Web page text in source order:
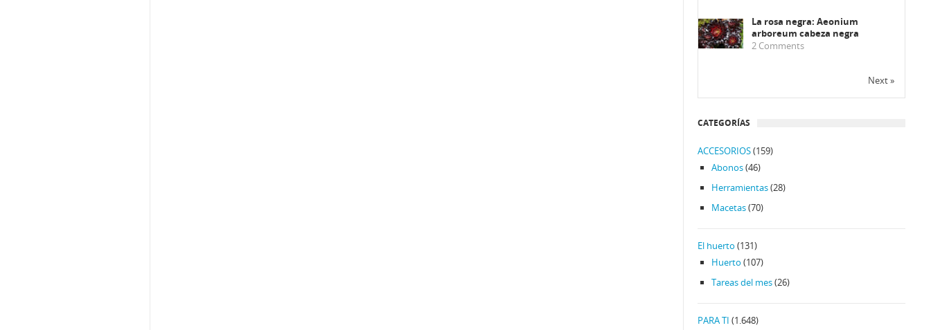
La rosa negra: Aeonium
arboreum cabeza negra
2 Comments
Next »
CATEGORÍAS
ACCESORIOS(159)
Abonos(46)
Herramientas(28)
Macetas(70)
El huerto (131)
Huerto (107)
Tareas del mes(26)
PARA TI (1.648)